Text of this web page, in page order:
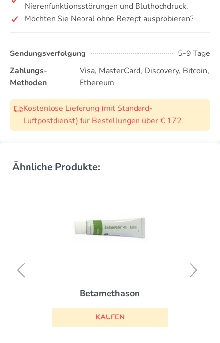
Nierenfunktionsstörungen und Bluthochdruck.
Möchten Sie Neoral ohne Rezept ausprobieren?
Sendungsverfolgung
5-9 Tage
Zahlungs-
Methoden
Visa, MasterCard, Discovery, Bitcoin,
Ethereum
Kostenlose Lieferung (mit Standard-
Luftpostdienst) für Bestellungen über € 172
Ähnliche Produkte:
Betamethason
KAUFEN